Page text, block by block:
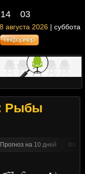
14 03
8 августа 2026 | суббота
Рыбы
Прогноз на 10 дней